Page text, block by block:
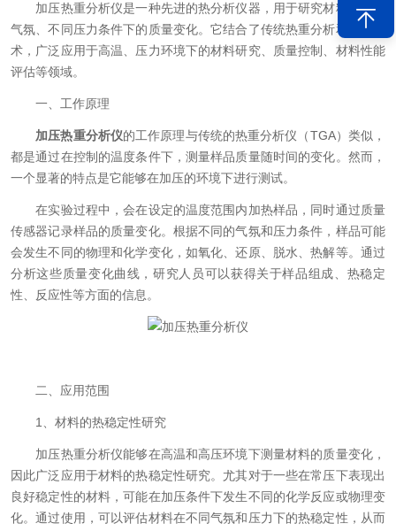
加压热重分析仪是一种先进的热分析仪器，用于研究材料在不同
气氛、不同压力条件下的质量变化。它结合了传统热重分析和加压技
术，广泛应用于高温、压力环境下的材料研究、质量控制、材料性能
评估等领域。
一、工作原理
加压热重分析仪的工作原理与传统的热重分析仪（TGA）类似，
都是通过在控制的温度条件下，测量样品质量随时间的变化。然而，
一个显著的特点是它能够在加压的环境下进行测试。
在实验过程中，会在设定的温度范围内加热样品，同时通过质量
传感器记录样品的质量变化。根据不同的气氛和压力条件，样品可能
会发生不同的物理和化学变化，如氧化、还原、脱水、热解等。通过
分析这些质量变化曲线，研究人员可以获得关于样品组成、热稳定
性、反应性等方面的信息。
二、应用范围
1、材料的热稳定性研究
加压热重分析仪能够在高温和高压环境下测量材料的质量变化，
因此广泛应用于材料的热稳定性研究。尤其对于一些在常压下表现出
良好稳定性的材料，可能在加压条件下发生不同的化学反应或物理变
化。通过使用，可以评估材料在不同气氛和压力下的热稳定性，从而